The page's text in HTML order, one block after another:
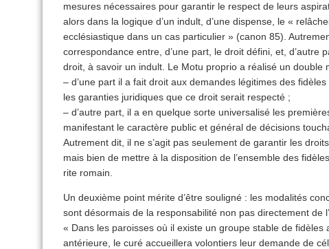
mesures nécessaires pour garantir le respect de leurs
alors dans la logique d’un indult, d’une dispense, le «
ecclésiastique dans un cas particulier » (canon 85).
correspondance entre, d’une part, le droit défini, et, d’autre
droit, à savoir un indult. Le Motu proprio a réalisé un double
– d’une part il a fait droit aux demandes légitimes des
les garanties juridiques que ce droit serait respecté ;
– d’autre part, il a en quelque sorte universalisé les
manifestant le caractère public et général de décisions
Autrement dit, il ne s’agit pas seulement de garantir les
mais bien de mettre à la disposition de l’ensemble des
rite romain.
Un deuxième point mérite d’être souligné : les modalités
sont désormais de la responsabilité non pas directement de
« Dans les paroisses où il existe un groupe stable de fidèles
antérieure, le curé accueillera volontiers leur demande de